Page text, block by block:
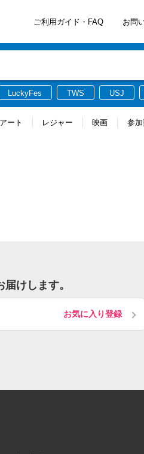
ご利用ガイド・FAQ お問
LuckyFes TWS USJ
ート レジャー 映画 参
けします。
お気に入り登録